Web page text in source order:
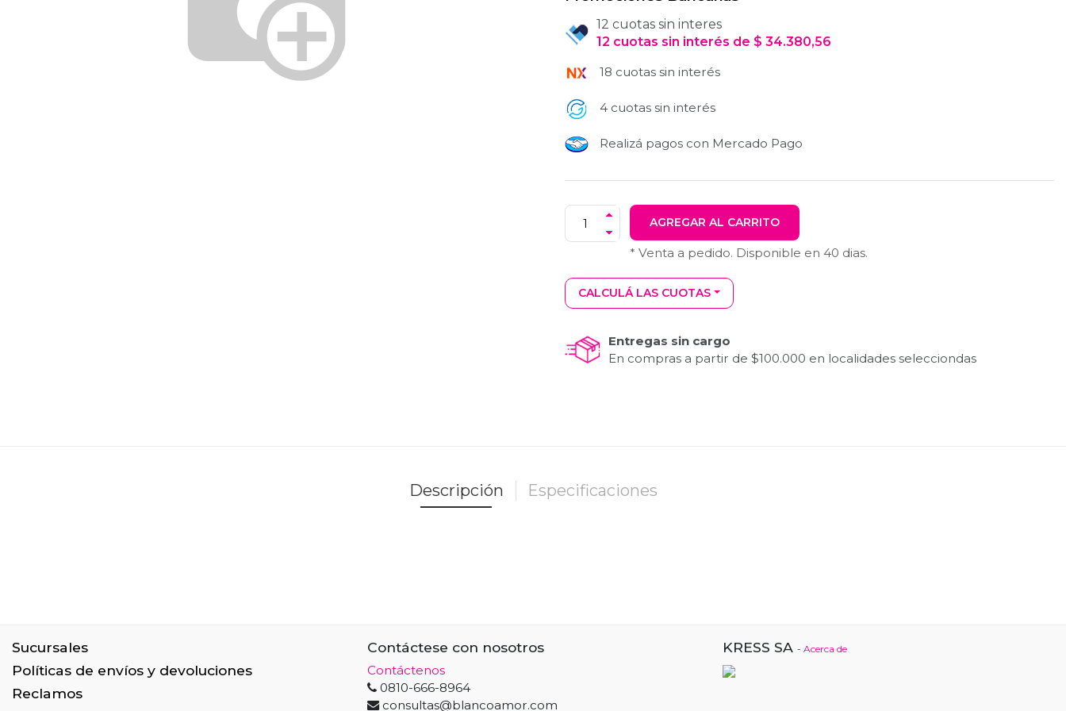
12 cuotas sin interes
12 cuotas sin interés de $ 34.380,56
18 cuotas sin interés
4 cuotas sin interés
Realizá pagos con Mercado Pago
AGREGAR AL CARRITO
* Venta a pedido. Disponible en 40 dias.
CALCULÁ LAS CUOTAS
Entregas sin cargo
En compras a partir de $100.000 en localidades selecciondas
Descripción Especificaciones
Sucursales
Políticas de envíos y devoluciones
Reclamos
Contáctese con nosotros
Contáctenos
0810-666-8964
consultas@blancoamor.com
KRESS SA - Acerca de